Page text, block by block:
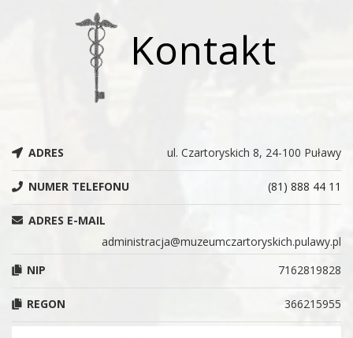
Kontakt
ADRES ul. Czartoryskich 8, 24-100 Puławy
NUMER TELEFONU (81) 888 44 11
ADRES E-MAIL
administracja@muzeumczartoryskich.pulawy.pl
NIP
7162819828
REGON 366215955